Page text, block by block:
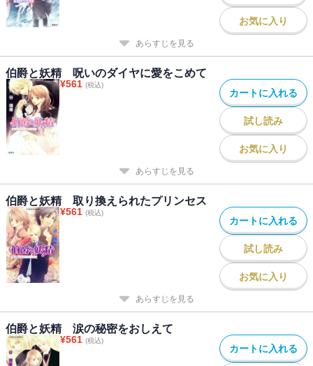
お気に入り
あらすじを見る
伯爵と妖精 呪いのダイヤに愛をこめて
¥561 (税込)
カートに入れる
試し読み
お気に入り
あらすじを見る
伯爵と妖精 取り換えられたプリンセス
¥561 (税込)
カートに入れる
試し読み
お気に入り
あらすじを見る
伯爵と妖精 涙の秘密をおしえて
¥561 (税込)
カートに入れる